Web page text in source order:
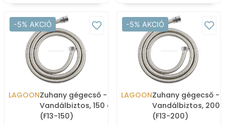
-5% AKCIÓ
LAGOONZuhany gégecső -
Vandálbiztos, 150 cm
(F13-150)
-5% AKCIÓ
LAGOONZuhany gégecső -
Vandálbiztos, 200
(F13-200)